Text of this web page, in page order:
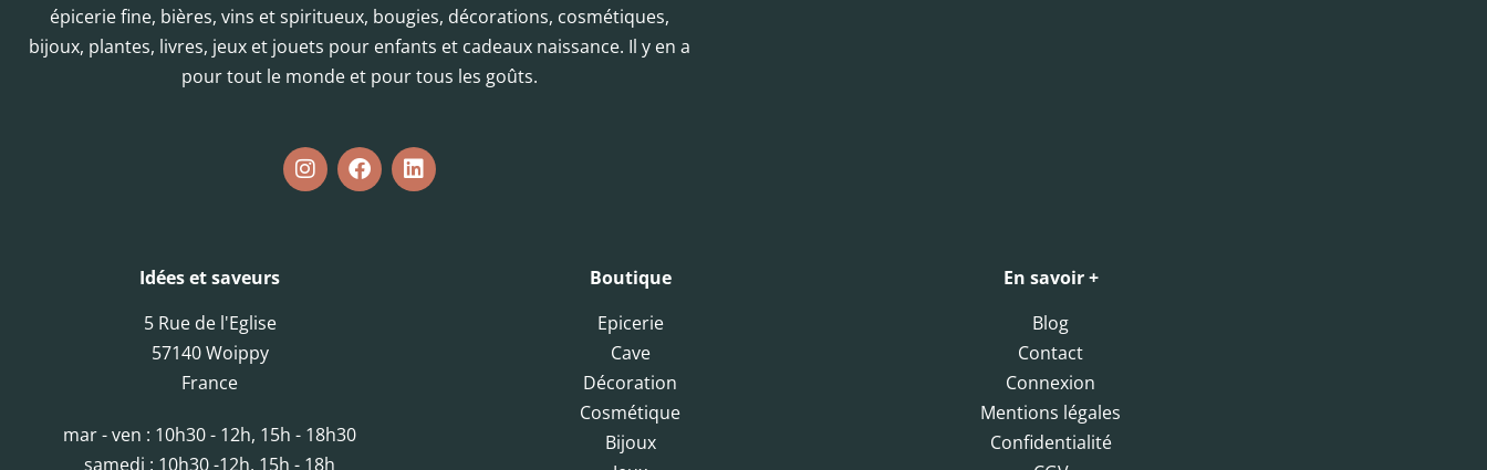
épicerie fine, bières, vins et spiritueux, bougies, décorations, cosmétiques,
bijoux, plantes, livres, jeux et jouets pour enfants et cadeaux naissance. Il y en a
pour tout le monde et pour tous les goûts.
Idées et saveurs
5 Rue de l'Eglise
57140 Woippy
France
mar - ven : 10h30 - 12h, 15h - 18h30
samedi : 10h30 -12h, 15h - 18h
Boutique
Epicerie
Cave
Décoration
Cosmétique
Bijoux
En savoir +
Blog
Contact
Connexion
Mentions légales
Confidentialité